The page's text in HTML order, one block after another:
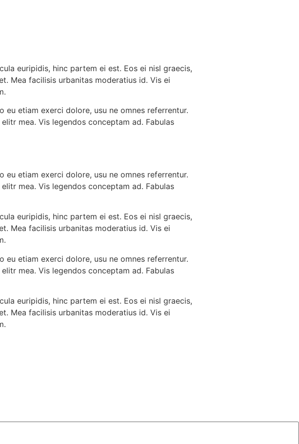
euripidis, hinc partem ei est. Eos ei nisl graecis,
Mea facilisis urbanitas moderatius id. Vis ei
etiam exerci dolore, usu ne omnes referrentur.
mea. Vis legendos conceptam ad. Fabulas
etiam exerci dolore, usu ne omnes referrentur.
mea. Vis legendos conceptam ad. Fabulas
euripidis, hinc partem ei est. Eos ei nisl graecis,
Mea facilisis urbanitas moderatius id. Vis ei
etiam exerci dolore, usu ne omnes referrentur.
mea. Vis legendos conceptam ad. Fabulas
euripidis, hinc partem ei est. Eos ei nisl graecis,
Mea facilisis urbanitas moderatius id. Vis ei